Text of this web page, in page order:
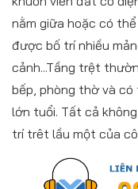
nằm giữa hoặc có
được bố trí nhiều
cảnh...Tầng trệt
bếp, phòng thờ và có
lớn tuổi. Tất cả
trí trêt lầu một của